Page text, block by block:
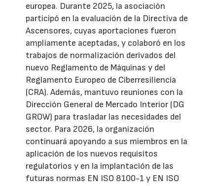
europea. Durante 2025, la asociación
participó en la evaluación de la Directiva de
Ascensores, cuyas aportaciones fueron
ampliamente aceptadas, y colaboró en los
trabajos de normalización derivados del
nuevo Reglamento de Máquinas y del
Reglamento Europeo de Ciberresiliencia
(CRA). Además, mantuvo reuniones con la
Dirección General de Mercado Interior (DG
GROW) para trasladar las necesidades del
sector. Para 2026, la organización
continuará apoyando a sus miembros en la
aplicación de los nuevos requisitos
regulatorios y en la implantación de las
futuras normas EN ISO 8100-1 y EN ISO